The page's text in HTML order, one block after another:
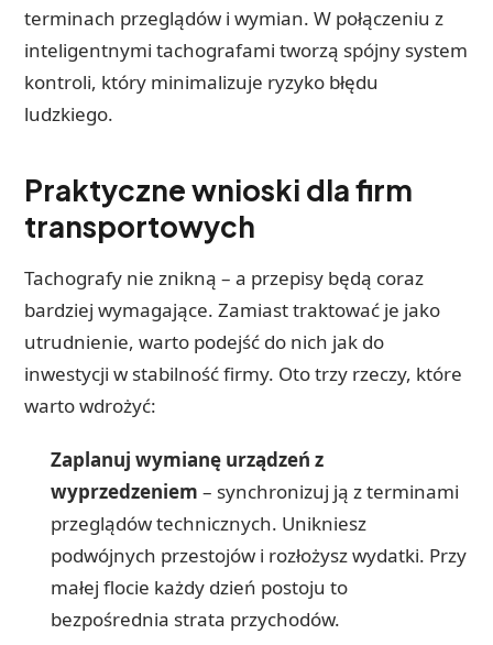
terminach przeglądów i wymian. W połączeniu z
inteligentnymi tachografami tworzą spójny system
kontroli, który minimalizuje ryzyko błędu
ludzkiego.
Praktyczne wnioski dla firm
transportowych
Tachografy nie znikną – a przepisy będą coraz
bardziej wymagające. Zamiast traktować je jako
utrudnienie, warto podejść do nich jak do
inwestycji w stabilność firmy. Oto trzy rzeczy, które
warto wdrożyć:
Zaplanuj wymianę urządzeń z
wyprzedzeniem – synchronizuj ją z terminami
przeglądów technicznych. Unikniesz
podwójnych przestojów i rozłożysz wydatki. Przy
małej flocie każdy dzień postoju to
bezpośrednia strata przychodów.